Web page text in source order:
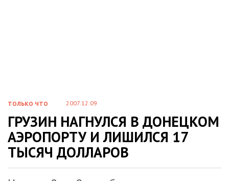
ТОЛЬКО ЧТО 2007.12.09
ГРУЗИН НАГНУЛСЯ В ДОНЕЦКОМ
АЭРОПОРТУ И ЛИШИЛСЯ 17
ТЫСЯЧ ДОЛЛАРОВ